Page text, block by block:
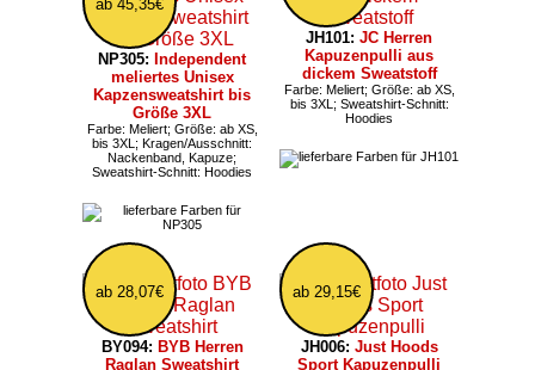
ab 45,35€
NP305: Independent
meliertes Unisex
Kapzensweatshirt bis
Größe 3XL
Farbe: Meliert; Größe: ab XS,
bis 3XL; Kragen/Ausschnitt:
Nackenband, Kapuze;
Sweatshirt-Schnitt: Hoodies
JH101: JC Herren
Kapuzenpulli aus
dickem Sweatstoff
Farbe: Meliert; Größe: ab XS,
bis 3XL; Sweatshirt-Schnitt:
Hoodies
ab 28,07€
BY094: BYB Herren
Raglan Sweatshirt
ab 29,15€
JH006: Just Hoods
Sport Kapuzenpulli